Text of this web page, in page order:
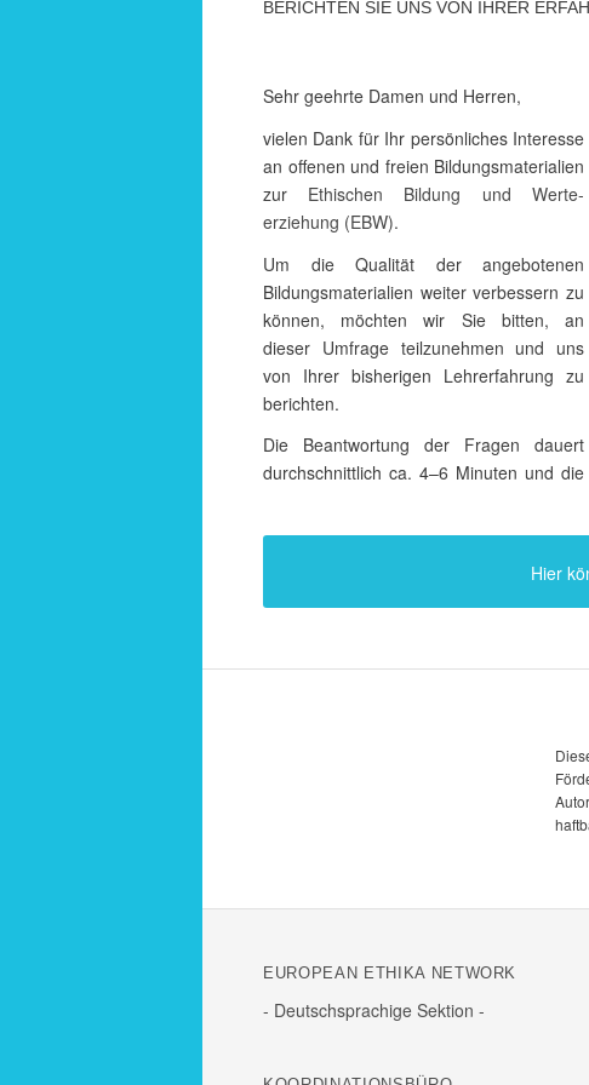
BERICHTEN SIE UNS VON IHRER
Sehr geehrte Damen und Herren,
vielen Dank für Ihr persön­li­ches Inter­esse
an offenen und freien Bildungs­materialien
zur Ethi­schen Bildung und Werte­
erziehung (EBW).
Um die Qualität der ange­bo­tenen
Bildungs­materialien weiter verbes­sern zu
können, möchten wir Sie bitten, an
dieser Umfrage teil­zu­nehmen und uns
von Ihrer bishe­rigen Lehr­erfah­rung zu
berichten.
Die Beant­wor­tung der Fragen dauert
durch­schnitt­lich ca. 4–6 Minuten und die
Hier
EURO­PEAN ETHIKA NETWORK
- Deutsch­spra­chige Sektion -